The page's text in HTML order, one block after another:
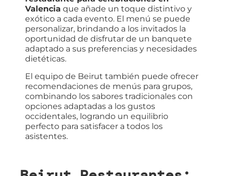
Valencia que añade un toque distintivo y
exótico a cada evento. El menú se puede
personalizar, brindando a los invitados la
oportunidad de disfrutar de un banquete
adaptado a sus preferencias y necesidades
dietéticas.
El equipo de Beirut también puede ofrecer
recomendaciones de menús para grupos,
combinando los sabores tradicionales con
opciones adaptadas a los gustos
occidentales, logrando un equilibrio
perfecto para satisfacer a todos los
asistentes.